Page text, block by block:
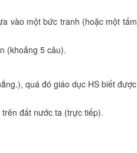
vào một bức tranh (hoặc một tấm
(khoảng 5 câu).
quá đó giáo dục HS biết được
đất nước ta (trực tiếp).